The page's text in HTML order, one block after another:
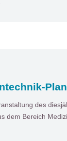
des
dem Bereich